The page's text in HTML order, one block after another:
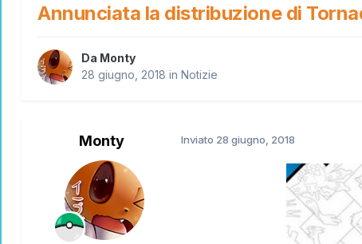
Annunciata la distribuzione di
Da Monty
28 giugno, 2018 in Notizie
Monty Inviato 28 giugno, 2018